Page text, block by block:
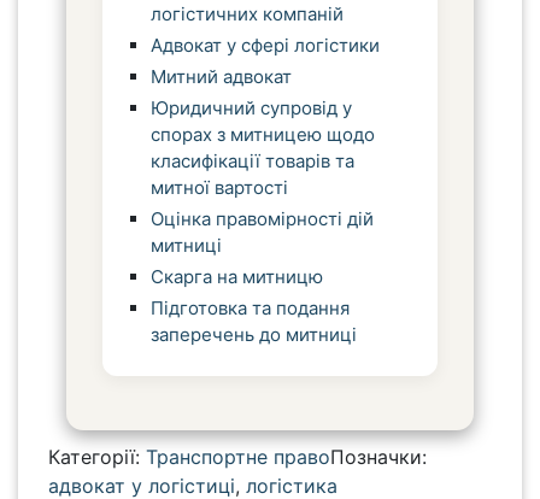
логістичних компаній
Адвокат у сфері логістики
Митний адвокат
Юридичний супровід у
спорах з митницею щодо
класифікації товарів та
митної вартості
Оцінка правомірності дій
митниці
Скарга на митницю
Підготовка та подання
заперечень до митниці
Категорії: Транспортне правоПозначки:
адвокат у логістиці, логістика